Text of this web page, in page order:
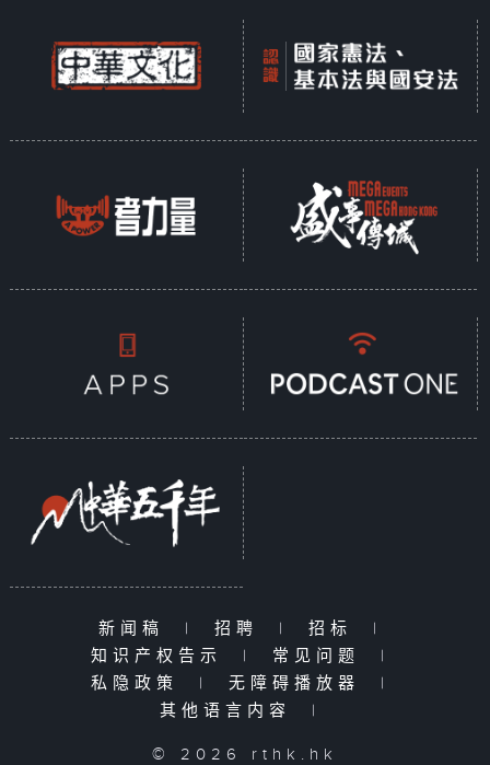
新闻稿 | 招聘 | 招标
|
知识产权告示
| 常见问题
|
私隐政策
| 无障碍播放器
|
其他语言内容
|
© 2026 rthk.hk